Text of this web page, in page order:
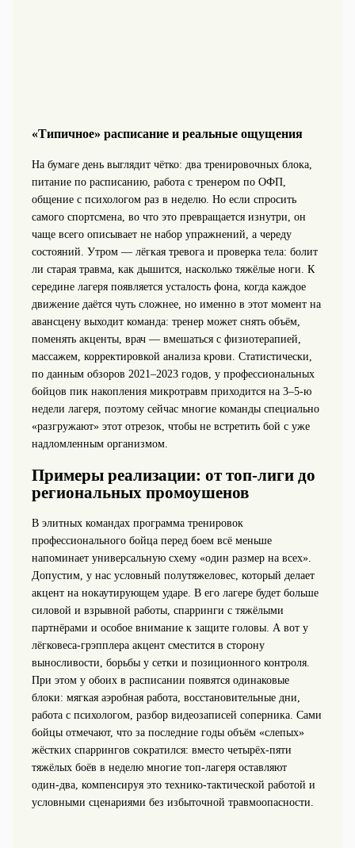
«Типичное» расписание и реальные ощущения
На бумаге день выглядит чётко: два тренировочных блока,
питание по расписанию, работа с тренером по ОФП,
общение с психологом раз в неделю. Но если спросить
самого спортсмена, во что это превращается изнутри, он
чаще всего описывает не набор упражнений, а череду
состояний. Утром — лёгкая тревога и проверка тела: болит
ли старая травма, как дышится, насколько тяжёлые ноги. К
середине лагеря появляется усталость фона, когда каждое
движение даётся чуть сложнее, но именно в этот момент на
авансцену выходит команда: тренер может снять объём,
поменять акценты, врач — вмешаться с физиотерапией,
массажем, корректировкой анализа крови. Статистически,
по данным обзоров 2021–2023 годов, у профессиональных
бойцов пик накопления микротравм приходится на 3–5‑ю
недели лагеря, поэтому сейчас многие команды специально
«разгружают» этот отрезок, чтобы не встретить бой с уже
надломленным организмом.
Примеры реализации: от топ‑лиги до
региональных промоушенов
В элитных командах программа тренировок
профессионального бойца перед боем всё меньше
напоминает универсальную схему «один размер на всех».
Допустим, у нас условный полутяжеловес, который делает
акцент на нокаутирующем ударе. В его лагере будет больше
силовой и взрывной работы, спарринги с тяжёлыми
партнёрами и особое внимание к защите головы. А вот у
лёгковеса‑грэпплера акцент сместится в сторону
выносливости, борьбы у сетки и позиционного контроля.
При этом у обоих в расписании появятся одинаковые
блоки: мягкая аэробная работа, восстановительные дни,
работа с психологом, разбор видеозаписей соперника. Сами
бойцы отмечают, что за последние годы объём «слепых»
жёстких спаррингов сократился: вместо четырёх‑пяти
тяжёлых боёв в неделю многие топ‑лагеря оставляют
один‑два, компенсируя это технико‑тактической работой и
условными сценариями без избыточной травмоопасности.